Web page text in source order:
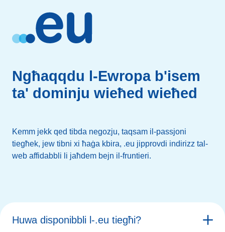
Ngħaqqdu l-Ewropa b'isem
ta' dominju wieħed wieħed
Kemm jekk qed tibda negozju, taqsam il-passjoni
tiegħek, jew tibni xi ħaġa kbira, .eu jipprovdi indirizz tal-
web affidabbli li jaħdem bejn il-fruntieri.
Huwa disponibbli l-.eu tiegħi?